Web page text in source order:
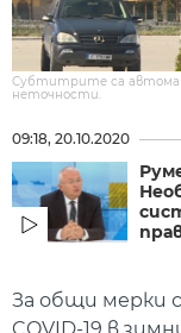
Субтитрите са
неточности.
09:18, 20.10.2020
За общи мерки